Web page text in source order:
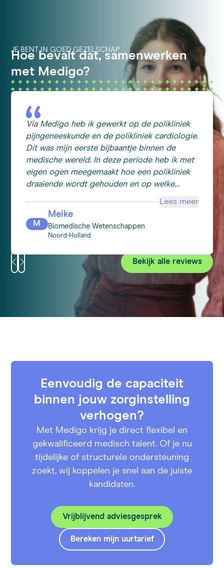
JE BENT IN GOED GEZELSCHAP
Hoe bevalt dat, samenwerken
met Medigo?
Via Medigo heb ik gewerkt op de polikliniek
pijngeneeskunde en de polikliniek cardiologie.
Dit was mijn eerste bijbaantje binnen de
medische wereld. In deze periode heb ik met
eigen ogen meegemaakt hoe een polikliniek
draaiende wordt gehouden en op welke
beste zorg aan patiënten te leveren. Tevens
heb ik nieuwe zorgsystemen evenals
medische handelingen geleerd. Ik vond het
studie in de praktijk te brengen. Het directe
contact met de patiënt geeft een waardevolle
inkijk in het leven van de patiënt en wat jou
rol hierin ka betekenen. Dit bevordert indirect
mijn studie. De medewerkers denken vanaf
begin af aan mee over mogelijke werkplekken.
Lees meer
M
Meike
Biomedische Wetenschappen
Noord-Holland
Bekijk alle reviews
Eenvoudig de capaciteit
binnen jouw zorginstelling
verhogen?
Met Medigo krijg je direct flexibel en
gekwalificeerd medisch talent. Of je nu
tijdelijke of structurele ondersteuning
zoekt, wij koppelen je snel aan de juiste
kandidaten.
Vrijblijvend adviesgesprek
Bereken mijn uurtarief